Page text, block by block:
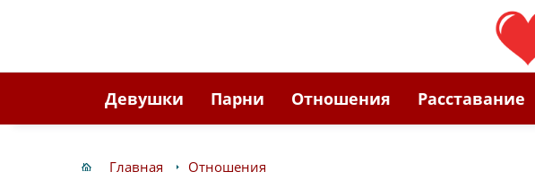
Девушки Парни Отношения Расставание
Главная Отношения